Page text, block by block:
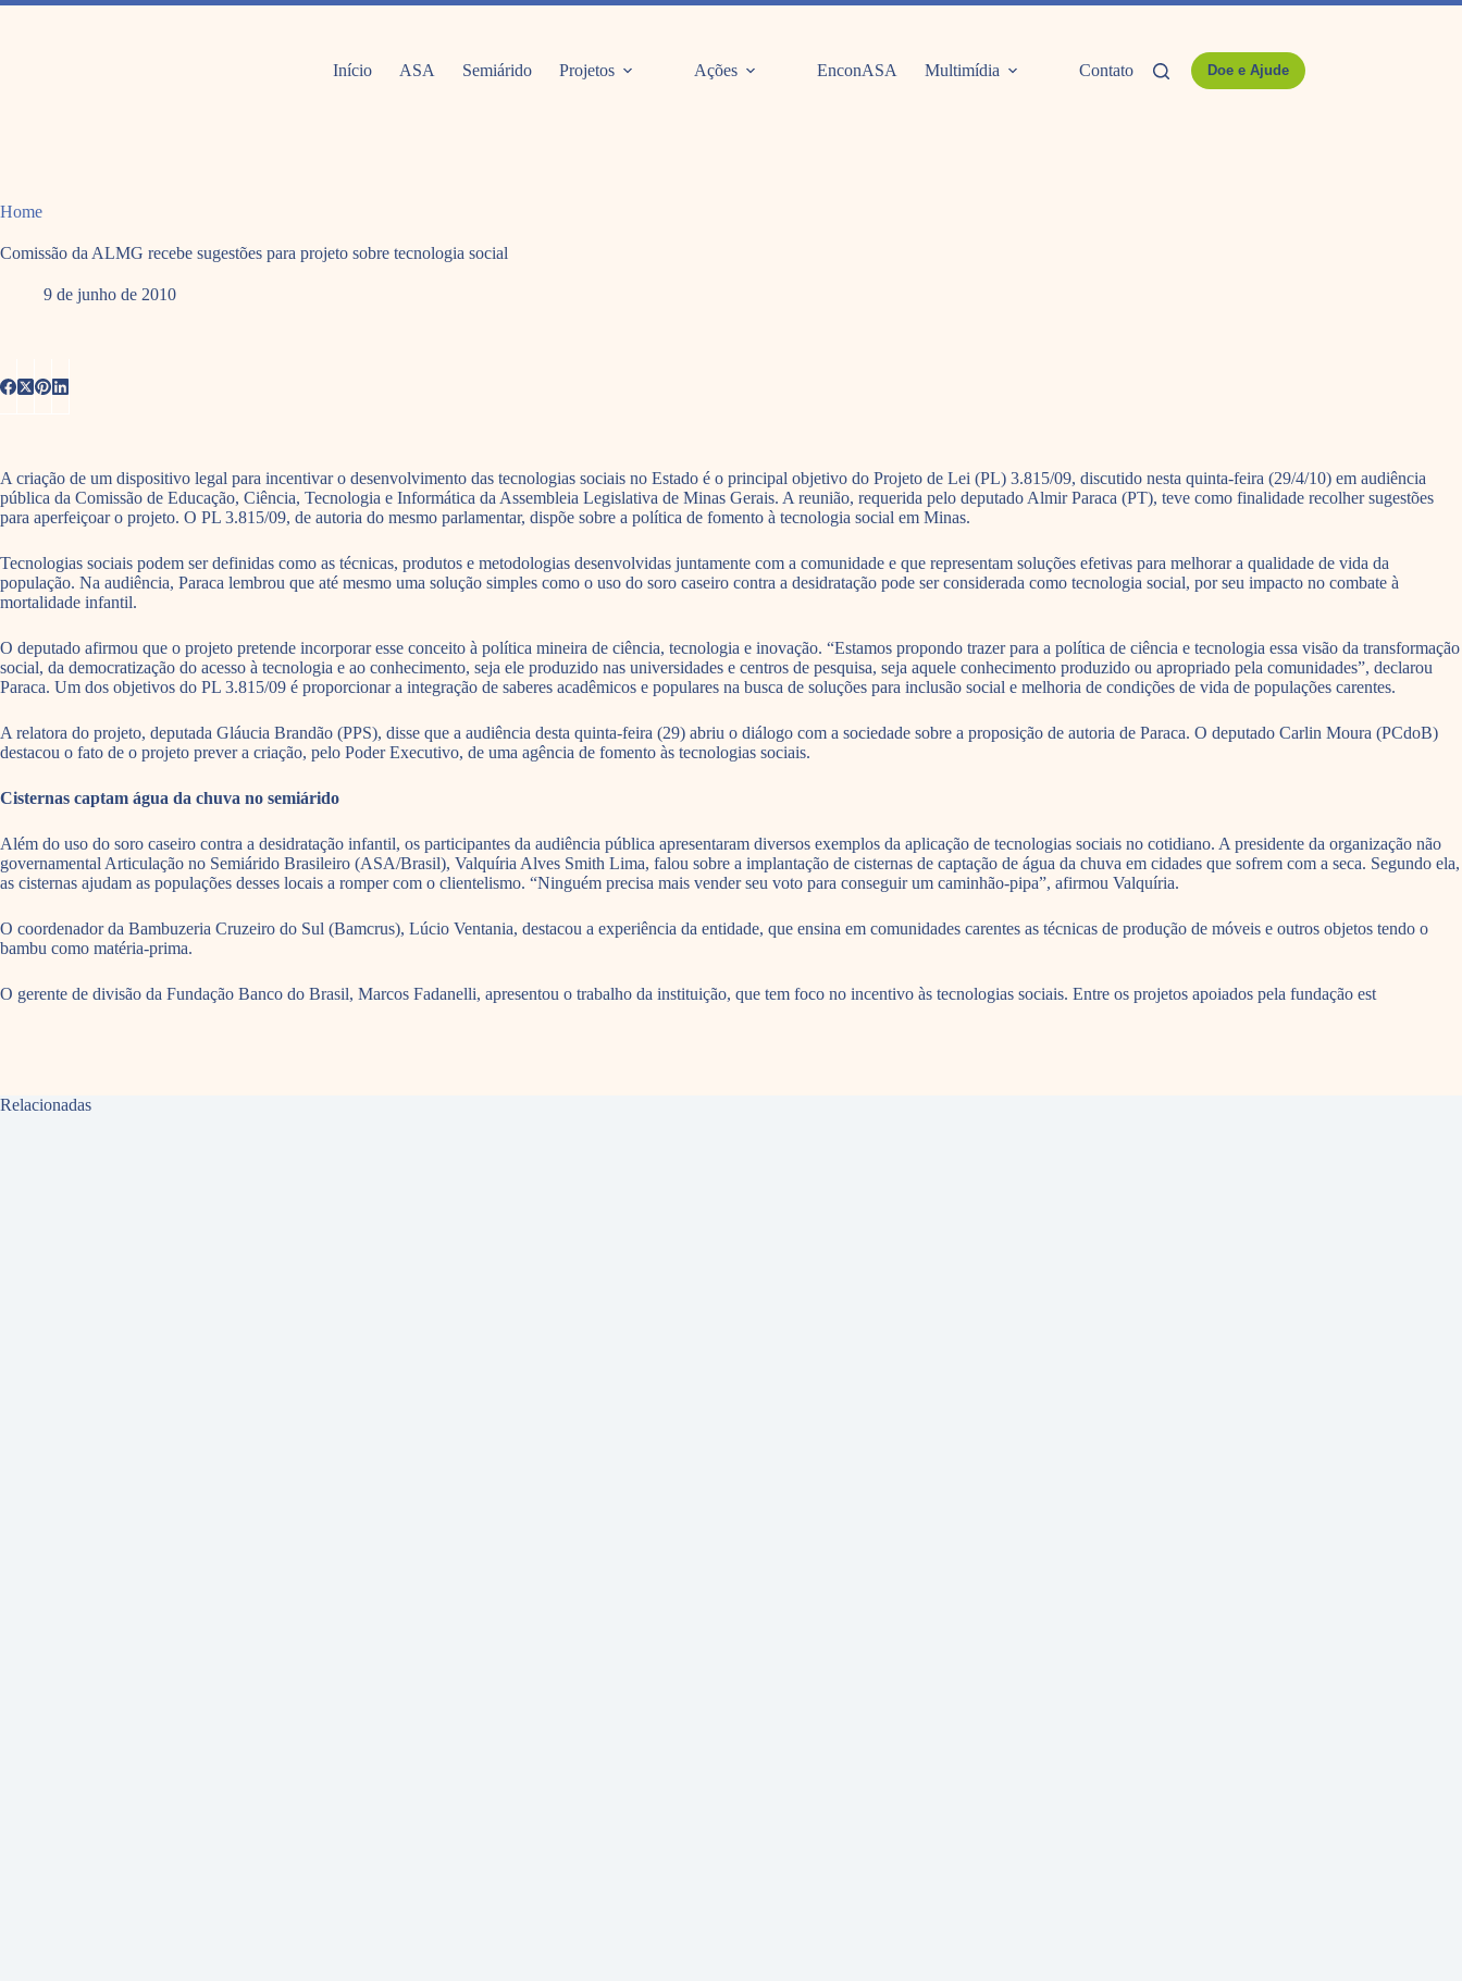
Pular
Início ASA Semiárido Projetos Ações EnconASA Multimídia Contato Doe e Ajude
Home
Comissão da ALMG recebe sugestões para projeto sobre tecnologia social
9 de junho de 2010
A criação de um dispositivo legal para incentivar o desenvolvimento das tecnologias sociais no Estado é o principal objetivo do Projeto de Lei (PL) 3.815/09, discutido nesta quinta-feira (29/4/10) em audiência
pública da Comissão de Educação, Ciência, Tecnologia e Informática da Assembleia Legislativa de Minas Gerais. A reunião, requerida pelo deputado Almir Paraca (PT), teve como finalidade recolher sugestões
para aperfeiçoar o projeto. O PL 3.815/09, de autoria do mesmo parlamentar, dispõe sobre a política de fomento à tecnologia social em Minas.
Tecnologias sociais podem ser definidas como as técnicas, produtos e metodologias desenvolvidas juntamente com a comunidade e que representam soluções efetivas para melhorar a qualidade de vida da
população. Na audiência, Paraca lembrou que até mesmo uma solução simples como o uso do soro caseiro contra a desidratação pode ser considerada como tecnologia social, por seu impacto no combate à
mortalidade infantil.
O deputado afirmou que o projeto pretende incorporar esse conceito à política mineira de ciência, tecnologia e inovação. “Estamos propondo trazer para a política de ciência e tecnologia essa visão da transformação
social, da democratização do acesso à tecnologia e ao conhecimento, seja ele produzido nas universidades e centros de pesquisa, seja aquele conhecimento produzido ou apropriado pela comunidades”, declarou
Paraca. Um dos objetivos do PL 3.815/09 é proporcionar a integração de saberes acadêmicos e populares na busca de soluções para inclusão social e melhoria de condições de vida de populações carentes.
A relatora do projeto, deputada Gláucia Brandão (PPS), disse que a audiência desta quinta-feira (29) abriu o diálogo com a sociedade sobre a proposição de autoria de Paraca. O deputado Carlin Moura (PCdoB)
destacou o fato de o projeto prever a criação, pelo Poder Executivo, de uma agência de fomento às tecnologias sociais.
Cisternas captam água da chuva no semiárido
Além do uso do soro caseiro contra a desidratação infantil, os participantes da audiência pública apresentaram diversos exemplos da aplicação de tecnologias sociais no cotidiano. A presidente da organização não
governamental Articulação no Semiárido Brasileiro (ASA/Brasil), Valquíria Alves Smith Lima, falou sobre a implantação de cisternas de captação de água da chuva em cidades que sofrem com a seca. Segundo ela,
as cisternas ajudam as populações desses locais a romper com o clientelismo. “Ninguém precisa mais vender seu voto para conseguir um caminhão-pipa”, afirmou Valquíria.
O coordenador da Bambuzeria Cruzeiro do Sul (Bamcrus), Lúcio Ventania, destacou a experiência da entidade, que ensina em comunidades carentes as técnicas de produção de móveis e outros objetos tendo o
bambu como matéria-prima.
O gerente de divisão da Fundação Banco do Brasil, Marcos Fadanelli, apresentou o trabalho da instituição, que tem foco no incentivo às tecnologias sociais. Entre os projetos apoiados pela fundação est
Relacionadas